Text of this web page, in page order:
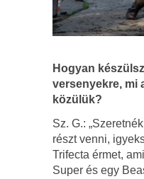
Hogyan
versenyekre, mi
közülük?
Sz. G.:
részt venni,
Trifecta érmet,
Super és egy